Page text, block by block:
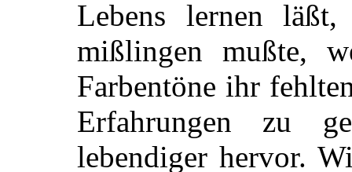
Lebens lernen läßt,
mißlingen mußte,
Farbentöne ihr
Erfahrungen zu
lebendiger hervor.